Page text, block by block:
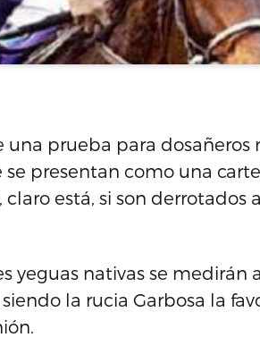
prueba para dosañeros
se presentan como una
está, si son derrotados
yeguas nativas se medirán
la rucia Garbosa la